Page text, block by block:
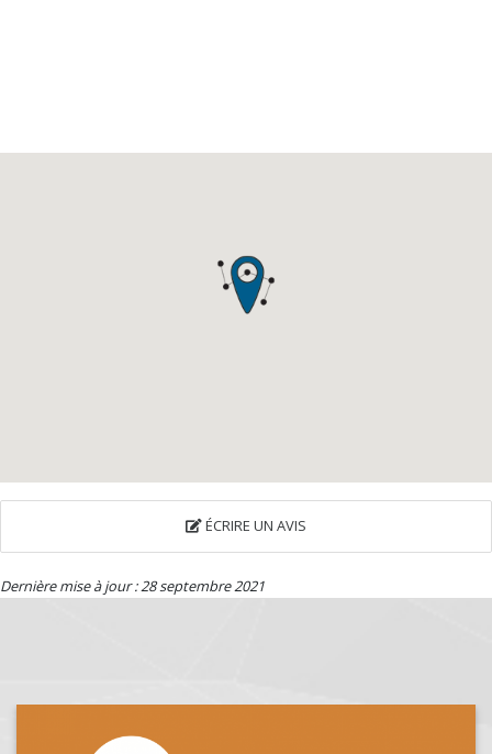
ÉCRIRE UN AVIS
Dernière mise à jour : 28 septembre 2021